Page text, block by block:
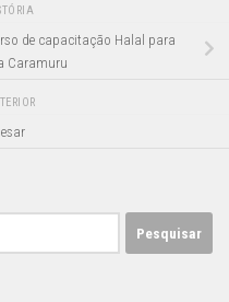
de capacitação Halal para
Caramuru